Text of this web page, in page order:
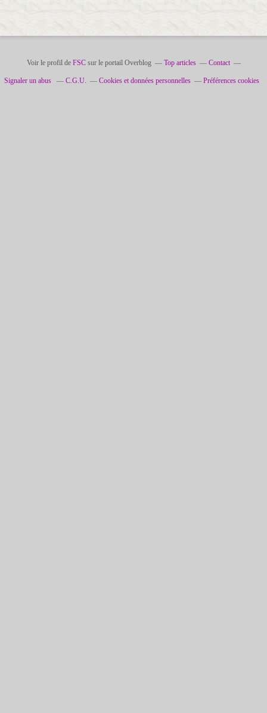
Voir le profil de FSCsur le portail Overblog Top articles Contact
Signaler un abus C.G.U. Cookies et données personnelles Préférences cookies